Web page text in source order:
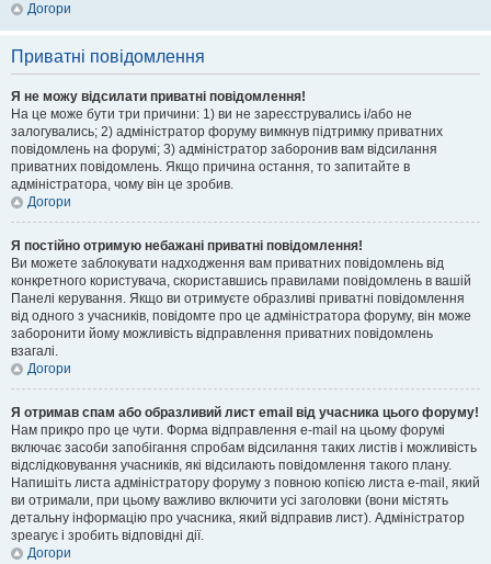
Догори
Приватні повідомлення
Я не можу відсилати приватні повідомлення!
На це може бути три причини: 1) ви не зареєструвались і/або не
залогувались; 2) адміністратор форуму вимкнув підтримку приватних
повідомлень на форумі; 3) адміністратор заборонив вам відсилання
приватних повідомлень. Якщо причина остання, то запитайте в
адміністратора, чому він це зробив.
Догори
Я постійно отримую небажані приватні повідомлення!
Ви можете заблокувати надходження вам приватних повідомлень від
конкретного користувача, скориставшись правилами повідомлень в вашій
Панелі керування. Якщо ви отримуєте образливі приватні повідомлення
від одного з учасників, повідомте про це адміністратора форуму, він може
заборонити йому можливість відправлення приватних повідомлень
взагалі.
Догори
Я отримав спам або образливий лист email від учасника цього форуму!
Нам прикро про це чути. Форма відправлення e-mail на цьому форумі
включає засоби запобігання спробам відсилання таких листів і можливість
відслідковування учасників, які відсилають повідомлення такого плану.
Напишіть листа адміністратору форуму з повною копією листа e-mail, який
ви отримали, при цьому важливо включити усі заголовки (вони містять
детальну інформацію про учасника, який відправив лист). Адміністратор
зреагує і зробить відповідні дії.
Догори